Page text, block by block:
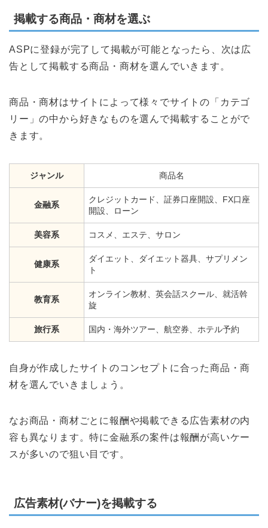
掲載する商品・商材を選ぶ
ASPに登録が完了して掲載が可能となったら、次は広
告として掲載する商品・商材を選んでいきます。
商品・商材はサイトによって様々でサイトの「カテゴ
リー」の中から好きなものを選んで掲載することがで
きます。
ジャンル 商品名
金融系
クレジットカード、証券口座開設、FX口座
開設、ローン
美容系 コスメ、エステ、サロン
健康系
ダイエット、ダイエット器具、サプリメン
ト
教育系
オンライン教材、英会話スクール、就活斡
旋
旅行系 国内・海外ツアー、航空券、ホテル予約
自身が作成したサイトのコンセプトに合った商品・商
材を選んでいきましょう。
なお商品・商材ごとに報酬や掲載できる広告素材の内
容も異なります。特に金融系の案件は報酬が高いケー
スが多いので狙い目です。
広告素材(バナー)を掲載する